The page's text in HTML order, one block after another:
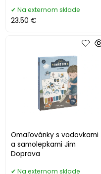
Na externom sklade
23.50 €
Omaľovánky s vodovkami
a samolepkami Jim
Doprava
Na externom sklade